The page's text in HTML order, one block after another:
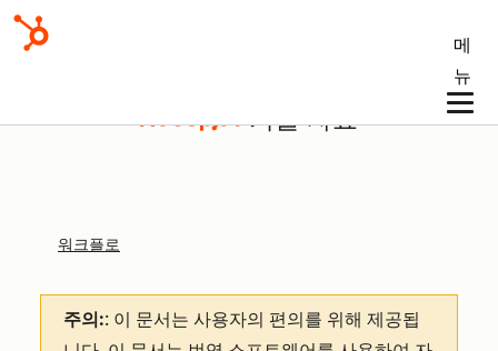
메
뉴
기술 자료
워크플로
주의:: 이 문서는 사용자의 편의를 위해 제공됩